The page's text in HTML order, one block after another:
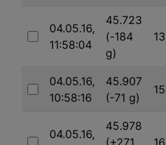
Auswählen
04.05.16,
11:58:04
45.723
(-184
g)
Auswählen
04.05.16,
10:58:16
45.907
(-71 g)
04.05.16,
45.978